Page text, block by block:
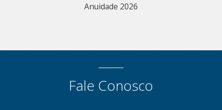
Anuidade 2026
Fale Conosco